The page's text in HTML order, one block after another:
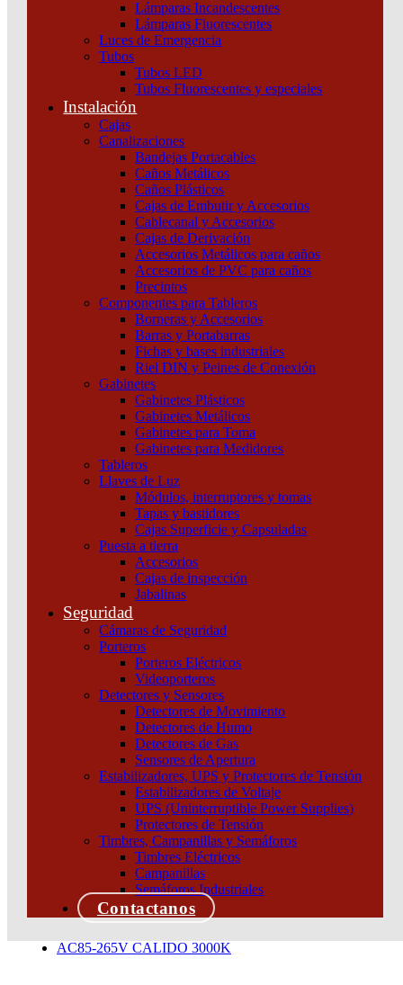
Lámparas Incandescentes
Lámparas Fluorescentes
Luces de Emergencia
Tubos
Tubos LED
Tubos Fluorescentes y especiales
Instalación
Cajas
Canalizaciones
Bandejas Portacables
Caños Metálicos
Caños Plásticos
Cajas de Embutir y Accesorios
Cablecanal y Accesorios
Cajas de Derivación
Accesorios Metálicos para caños
Accesorios de PVC para caños
Precintos
Componentes para Tableros
Borneras y Accesorios
Barras y Portabarras
Fichas y bases industriales
Riel DIN y Peines de Conexión
Gabinetes
Gabinetes Plásticos
Gabinetes Metálicos
Gabinetes para Toma
Gabinetes para Medidores
Tableros
Llaves de Luz
Módulos, interruptores y tomas
Tapas y bastidores
Cajas Superficie y Capsuladas
Puesta a tierra
Accesorios
Cajas de inspección
Jabalinas
Seguridad
Cámaras de Seguridad
Porteros
Porteros Eléctricos
Videoporteros
Detectores y Sensores
Detectores de Movimiento
Detectores de Humo
Detectores de Gas
Sensores de Apertura
Estabilizadores, UPS y Protectores de Tensión
Estabilizadores de Voltaje
UPS (Uninterruptible Power Supplies)
Protectores de Tensión
Timbres, Campanillas y Semáforos
Timbres Eléctricos
Campanillas
Semáforos Industriales
Contactanos
Productos relacionados
PANEL FLAT CIRCULAR MACROLED 18W AC85-
265V NEUTRO 4500K
Añadir al carrito